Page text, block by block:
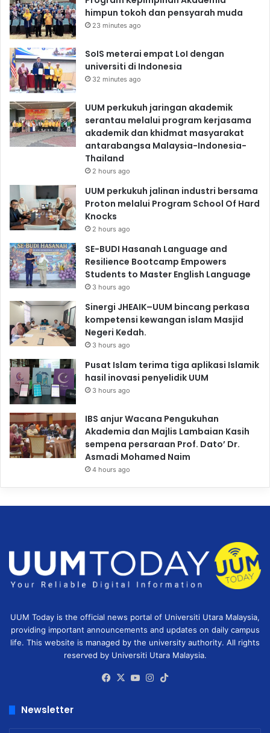
himpun tokoh dan pensyarah muda
23 minutes ago
SoIS meterai empat LoI dengan
universiti di Indonesia
32 minutes ago
UUM perkukuh jaringan akademik
serantau melalui program kerjasama
akademik dan khidmat masyarakat
antarabangsa Malaysia-Indonesia-
Thailand
2 hours ago
UUM perkukuh jalinan industri bersama
Proton melalui Program School Of Hard
Knocks
2 hours ago
SE-BUDI Hasanah Language and
Resilience Bootcamp Empowers
Students to Master English Language
3 hours ago
Sinergi JHEAIK–UUM bincang perkasa
kompetensi kewangan islam Masjid
Negeri Kedah.
3 hours ago
Pusat Islam terima tiga aplikasi Islamik
hasil inovasi penyelidik UUM
3 hours ago
IBS anjur Wacana Pengukuhan
Akademia dan Majlis Lambaian Kasih
sempena persaraan Prof. Dato’ Dr.
Asmadi Mohamed Naim
4 hours ago
UUM Today is the official news portal of Universiti Utara Malaysia,
providing important announcements and updates on daily campus
life. This website is managed by the university authority. All rights
reserved by Universiti Utara Malaysia.
Facebook
X YouTubeInstagram
Newsletter